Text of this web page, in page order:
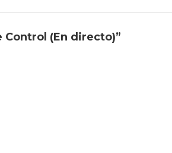
Control (En directo)”